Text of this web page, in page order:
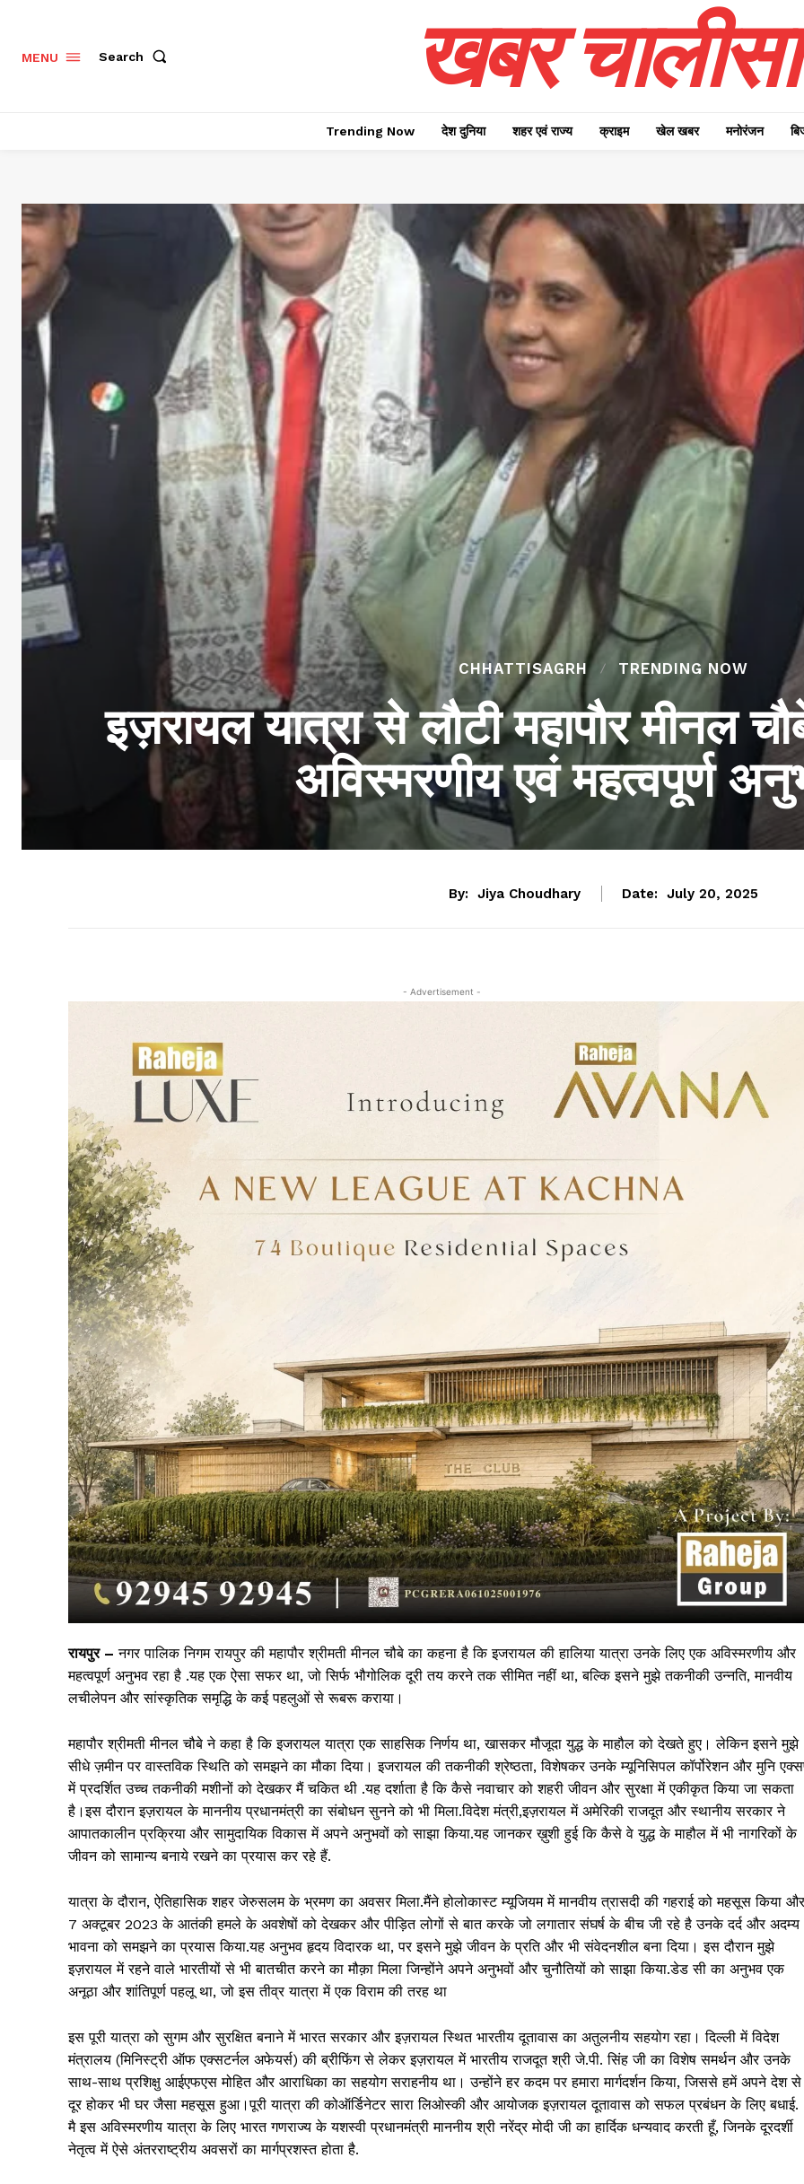
सिर्फ सच !!!
Khabarchalisa
Trending Now
देश दुनिया
खेल खबर
बिजनेस
ई-पेपर
MENU Search खबर चालीसा
Trending Now देश दुनिया शहर एवं राज्य क्राइम खेल खबर मनोरंजन
CHHATTISAGRH TRENDING NOW
इज़रायल यात्रा से लौटी महापौर मीनल
अविस्मरणीय एवं महत्वपूर्ण
By: Jiya Choudhary Date: July 20, 2025
- Advertisement -
रायपुर – नगर पालिक निगम रायपुर की महापौर श्रीमती मीनल चौबे का कहना है कि इजरायल की हालिया यात्रा उनके लिए एक अविस्मरणीय और
महत्वपूर्ण अनुभव रहा है .यह एक ऐसा सफर था, जो सिर्फ भौगोलिक दूरी तय करने तक सीमित नहीं था, बल्कि इसने मुझे तकनीकी उन्नति, मानवीय
लचीलेपन और सांस्कृतिक समृद्धि के कई पहलुओं से रूबरू कराया।
महापौर श्रीमती मीनल चौबे ने कहा है कि इजरायल यात्रा एक साहसिक निर्णय था, खासकर मौजूदा युद्ध के माहौल को देखते हुए। लेकिन इसने मुझे
सीधे ज़मीन पर वास्तविक स्थिति को समझने का मौका दिया। इजरायल की तकनीकी श्रेष्ठता, विशेषकर उनके म्यूनिसिपल कॉर्पोरेशन और मुनि
में प्रदर्शित उच्च तकनीकी मशीनों को देखकर मैं चकित थी .यह दर्शाता है कि कैसे नवाचार को शहरी जीवन और सुरक्षा में एकीकृत किया जा सकता
है।इस दौरान इज़रायल के माननीय प्रधानमंत्री का संबोधन सुनने को भी मिला.विदेश मंत्री,इज़रायल में अमेरिकी राजदूत और स्थानीय सरकार ने
आपातकालीन प्रक्रिया और सामुदायिक विकास में अपने अनुभवों को साझा किया.यह जानकर ख़ुशी हुई कि कैसे वे युद्ध के माहौल में भी नागरिकों के
जीवन को सामान्य बनाये रखने का प्रयास कर रहे हैं.
यात्रा के दौरान, ऐतिहासिक शहर जेरुसलम के भ्रमण का अवसर मिला.मैंने होलोकास्ट म्यूजियम में मानवीय त्रासदी की गहराई को महसूस किया और
7 अक्टूबर 2023 के आतंकी हमले के अवशेषों को देखकर और पीड़ित लोगों से बात करके जो लगातार संघर्ष के बीच जी रहे है उनके दर्द और अदम्य
भावना को समझने का प्रयास किया.यह अनुभव हृदय विदारक था, पर इसने मुझे जीवन के प्रति और भी संवेदनशील बना दिया। इस दौरान मुझे
इज़रायल में रहने वाले भारतीयों से भी बातचीत करने का मौक़ा मिला जिन्होंने अपने अनुभवों और चुनौतियों को साझा किया.डेड सी का अनुभव एक
अनूठा और शांतिपूर्ण पहलू था, जो इस तीव्र यात्रा में एक विराम की तरह था
इस पूरी यात्रा को सुगम और सुरक्षित बनाने में भारत सरकार और इज़रायल स्थित भारतीय दूतावास का अतुलनीय सहयोग रहा। दिल्ली में विदेश
मंत्रालय (मिनिस्ट्री ऑफ एक्सटर्नल अफेयर्स) की ब्रीफिंग से लेकर इज़रायल में भारतीय राजदूत श्री जे.पी. सिंह जी का विशेष समर्थन और उनके
साथ-साथ प्रशिक्षु आईएफएस मोहित और आराधिका का सहयोग सराहनीय था। उन्होंने हर कदम पर हमारा मार्गदर्शन किया, जिससे हमें अपने देश से
दूर होकर भी घर जैसा महसूस हुआ।पूरी यात्रा की कोऑर्डिनेटर सारा लिओस्की और आयोजक इज़रायल दूतावास को सफल प्रबंधन के लिए बधाई.
मै इस अविस्मरणीय यात्रा के लिए भारत गणराज्य के यशस्वी प्रधानमंत्री माननीय श्री नरेंद्र मोदी जी का हार्दिक धन्यवाद करती हूँ, जिनके दूरदर्शी
नेतृत्व में ऐसे अंतरराष्ट्रीय अवसरों का मार्गप्रशस्त होता है.